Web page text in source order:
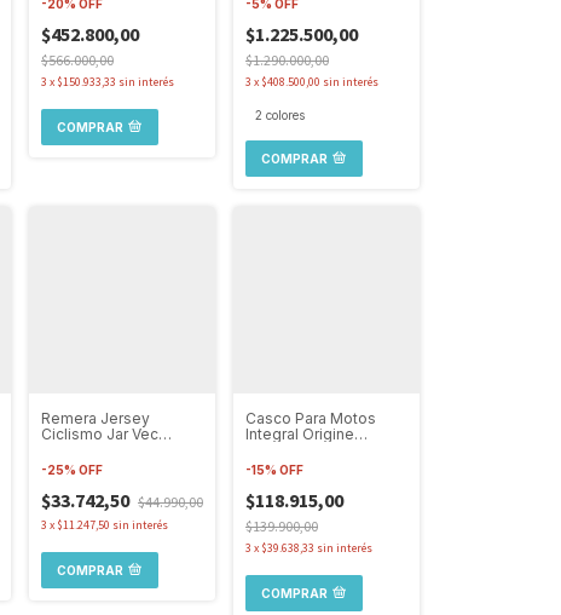
-20% OFF
$452.800,00
$566.000,00
3 x $150.933,33 sin interés
COMPRAR
-5% OFF
$1.225.500,00
$1.290.000,00
3 x $408.500,00 sin interés
2 colores
COMPRAR
Remera Jersey
Ciclismo Jar Vec
Ruta
-25% OFF
$33.742,50 $44.990,00
3 x $11.247,50 sin interés
COMPRAR
Casco Para Motos
Integral Origine
-15% OFF
$118.915,00
$139.900,00
3 x $39.638,33 sin interés
COMPRAR